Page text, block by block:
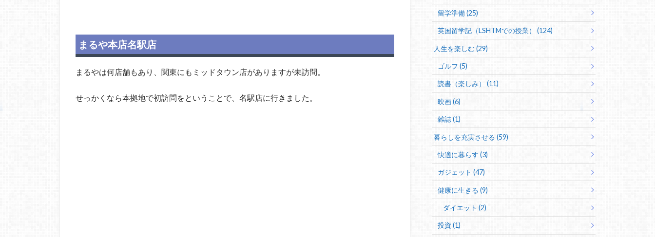
まるや本店名駅店
まるやは何店舗もあり、関東にもミッドタウン店がありますが未訪問。
せっかくなら本拠地で初訪問をということで、名駅店に行きました。
留学準備 (25)
英国留学記（LSHTMでの授業） (124)
人生を楽しむ (29)
ゴルフ (5)
読書（楽しみ） (11)
映画 (6)
雑誌 (1)
暮らしを充実させる (59)
快適に暮らす (3)
ガジェット (47)
健康に生きる (9)
ダイエット (2)
投資 (1)